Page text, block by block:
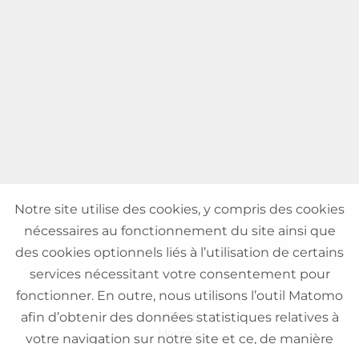
VENTE
Maisons
Notre site utilise des cookies, y compris des cookies
nécessaires au fonctionnement du site ainsi que
des cookies optionnels liés à l’utilisation de certains
services nécessitant votre consentement pour
fonctionner. En outre, nous utilisons l’outil Matomo
afin d’obtenir des données statistiques relatives à
votre navigation sur notre site et ce, de manière